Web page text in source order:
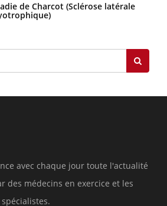
de Charcot (Sclérose latérale
avec chaque jour toute l'actualité
des médecins en exercice et les